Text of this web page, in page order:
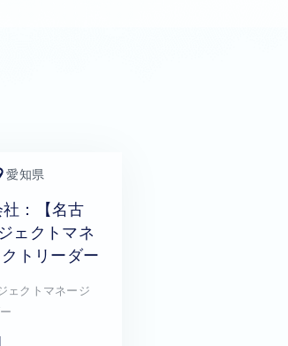
愛知県
：【名古
ェクトマネ
トリーダー
ェクトマネージ